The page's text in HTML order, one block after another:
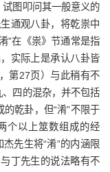
试图叩问其一般意义的
通观八卦，将乾祟中
”在《祟》节通常是指
实际上是承认八卦皆
第27页）与此稍有不
、四的混杂，并不包括
乾卦，但“淆”不限于
个以上筮数组成的经
先生将“淆”的内涵限
丁先生的说法略有不